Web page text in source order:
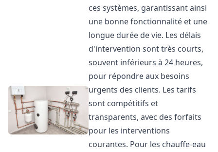
ces systèmes, garantissant ainsi
une bonne fonctionnalité et une
longue durée de vie. Les délais
d'intervention sont très courts,
souvent inférieurs à 24 heures,
pour répondre aux besoins
urgents des clients. Les tarifs
sont compétitifs et
transparents, avec des forfaits
pour les interventions
courantes. Pour les chauffe-eau